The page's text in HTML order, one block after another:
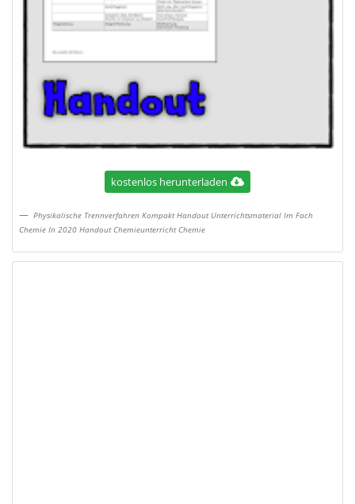
kostenlos herunterladen
Physikalische Trennverfahren Kompakt Handout Unterrichtsmaterial Im Fach
Chemie In 2020 Handout Chemieunterricht Chemie